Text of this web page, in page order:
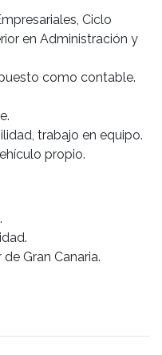
Ciclo
en Administración y
como contable.
trabajo en equipo.
propio.
Gran Canaria.